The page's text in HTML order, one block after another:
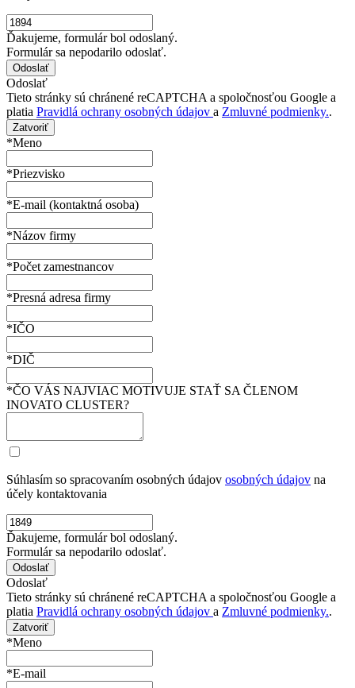
Ďakujeme, formulár bol odoslaný.
Formulár sa nepodarilo odoslať.
Odoslať
Tieto stránky sú chránené reCAPTCHA a spoločnosťou Google a
platia Pravidlá ochrany osobných údajov a Zmluvné podmienky..
Zatvoriť
*Meno
*Priezvisko
*E-mail (kontaktná osoba)
*Názov firmy
*Počet zamestnancov
*Presná adresa firmy
*IČO
*DIČ
*ČO VÁS NAJVIAC MOTIVUJE STAŤ SA ČLENOM
INOVATO CLUSTER?
Súhlasím so spracovaním osobných údajov osobných údajov na
účely kontaktovania
Ďakujeme, formulár bol odoslaný.
Formulár sa nepodarilo odoslať.
Odoslať
Tieto stránky sú chránené reCAPTCHA a spoločnosťou Google a
platia Pravidlá ochrany osobných údajov a Zmluvné podmienky..
Zatvoriť
*Meno
*E-mail